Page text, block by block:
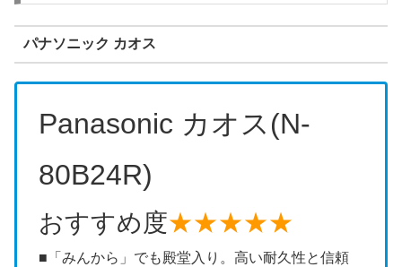
パナソニック カオス
Panasonic カオス(N-
80B24R)
おすすめ度★★★★★
■「みんから」でも殿堂入り。高い耐久性と信頼